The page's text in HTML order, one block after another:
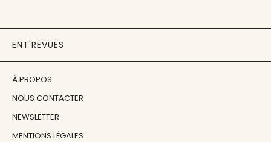
ENT'REVUES
À PROPOS
NOUS CONTACTER
NEWSLETTER
MENTIONS LÉGALES